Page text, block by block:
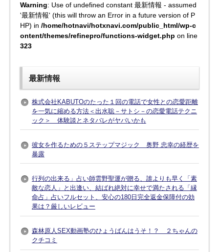
Warning: Use of undefined constant 最新情報 - assumed
'最新情報' (this will throw an Error in a future version of P
HP) in /home/hotnavi/hotxnavi.com/public_html/wp-c
ontent/themes/refinepro/functions-widget.php on line
323
最新情報
株式会社KABUTOのたった１回の電話で女性との恋愛距離
を一気に縮める方法＜出水聡－サトシ－の恋愛電話テクニ
ック＞ 体験談とネタバレがヤバいかも
彼女を作るための５ステップマジック 奥野 忠幸の経歴を
暴露
行列の出来る」占い師雲野聖運が贈る、誰よりも早く「素
敵な恋人」と出逢い、結ばれ絶対に幸せで満たされる「縁
命占」占いフルセット、安心の180日完全返金保障付の効
果は？厳しいレビュー
森林原人SEX動画塾のひょうばんはうそ！？ ２ちゃんの
クチコミ